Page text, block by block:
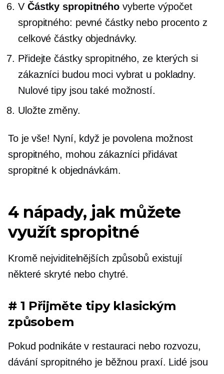
V Částky spropitného vyberte výpočet
spropitného: pevné částky nebo procento z
celkové částky objednávky.
Přidejte částky spropitného, ​​ze kterých si
zákazníci budou moci vybrat u pokladny.
Nulové tipy jsou také možností.
Uložte změny.
To je vše! Nyní, když je povolena možnost
spropitného, ​​mohou zákazníci přidávat
spropitné k objednávkám.
4 nápady, jak můžete
využít spropitné
Kromě nejviditelnějších způsobů existují
některé skryté nebo chytré.
# 1 Přijměte tipy klasickým
způsobem
Pokud podnikáte v restauraci nebo rozvozu,
dávání spropitného je běžnou praxí. Lidé jsou